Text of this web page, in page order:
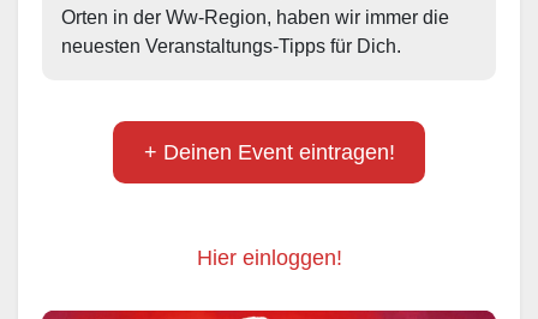
Orten in der Ww-Region, haben wir immer die
neuesten Veranstaltungs-Tipps für Dich.
+ Deinen Event eintragen!
Hier einloggen!